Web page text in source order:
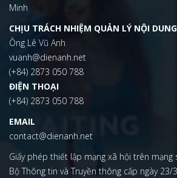
Minh
CHỊU TRÁCH NHIỆM QUẢN LÝ NỘI DUNG
Ông Lê Vũ Anh
vuanh@dienanh.net
(+84) 2873 050 788
ĐIỆN THOẠI
(+84) 2873 050 788
EMAIL
contact@dienanh.net
Giấy phép thiết lập mạng xã hội trên mạng
Bộ Thông tin và Truyền thông cấp ngày 23/